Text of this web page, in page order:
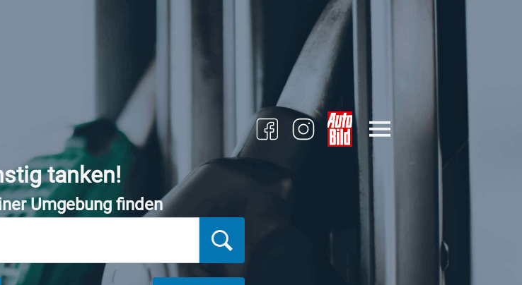
tanken!
Umgebung finden